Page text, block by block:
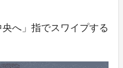
へ」指でスワイプする